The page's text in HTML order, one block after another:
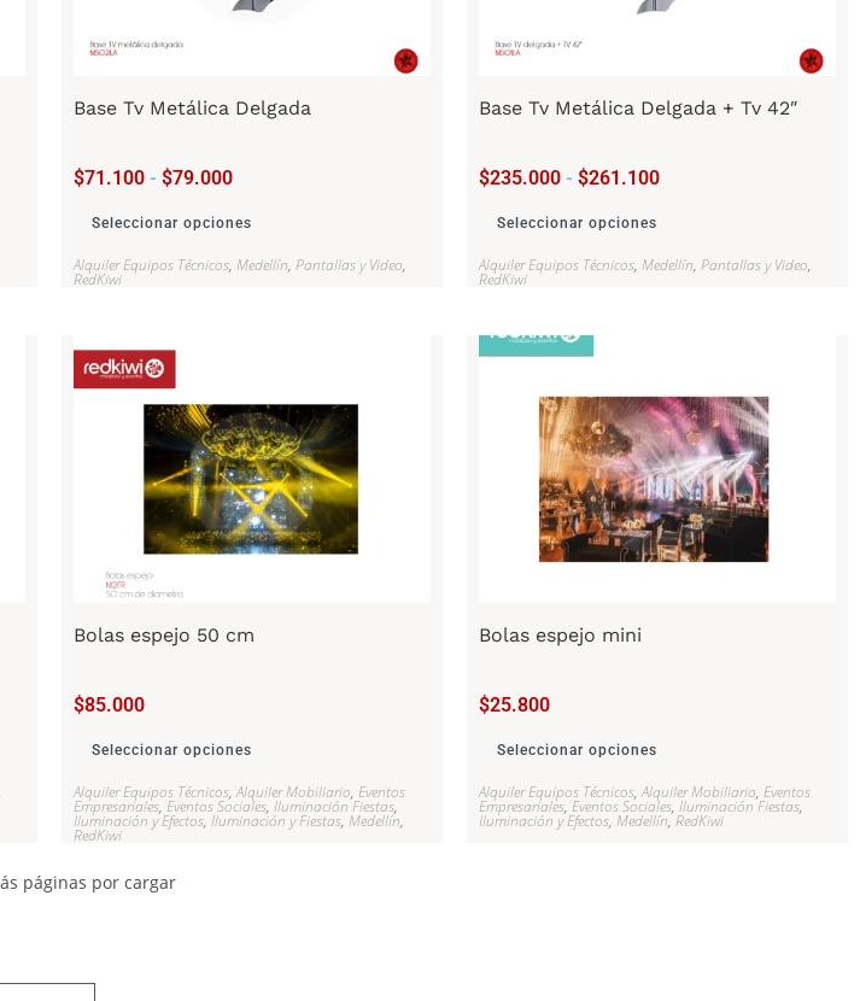
Base Tv Metálica Delgada
$71.100 - $79.000
Seleccionar opciones
Alquiler Equipos Técnicos, Medellín, Pantallas y Video,
RedKiwi
Base Tv Metálica Delgada + Tv 42″
$235.000 - $261.100
Seleccionar opciones
Alquiler Equipos Técnicos, Medellín, Pantallas y Video,
RedKiwi
Bolas espejo 50 cm
$85.000
Seleccionar opciones
Alquiler Equipos Técnicos,Alquiler Mobiliario, Eventos
Empresariales, Eventos Sociales, Iluminación Fiestas,
Iluminación y Efectos, Iluminación y Fiestas, Medellín,
RedKiwi
Bolas espejo mini
$25.800
Seleccionar opciones
Alquiler Equipos Técnicos,Alquiler Mobiliario, Eventos
Empresariales, Eventos Sociales, Iluminación Fiestas,
Iluminación y Efectos, Medellín,RedKiwi
páginas por cargar